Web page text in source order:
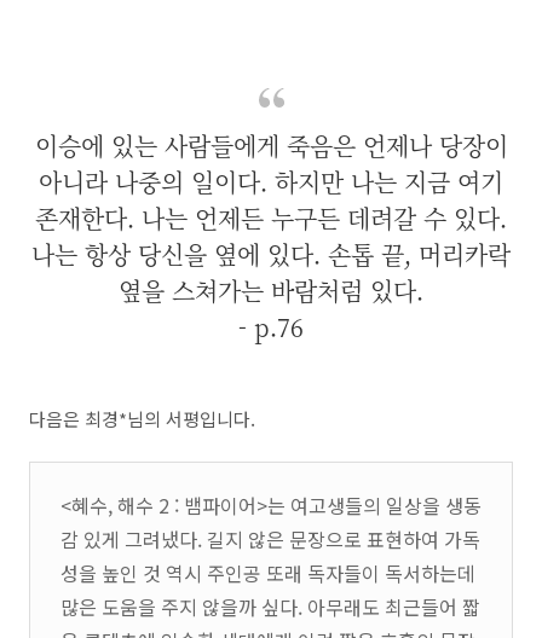
이승에 있는 사람들에게 죽음은 언제나 당장이
아니라 나중의 일이다. 하지만 나는 지금 여기
존재한다. 나는 언제든 누구든 데려갈 수 있다.
나는 항상 당신을 옆에 있다. 손톱 끝, 머리카락
옆을 스쳐가는 바람처럼 있다.
- p.76
다음은 최경*님의 서평입니다.
<혜수, 해수 2 : 뱀파이어>는 여고생들의 일상을 생동
감 있게 그려냈다. 길지 않은 문장으로 표현하여 가독
성을 높인 것 역시 주인공 또래 독자들이 독서하는데
많은 도움을 주지 않을까 싶다. 아무래도 최근들어 짧